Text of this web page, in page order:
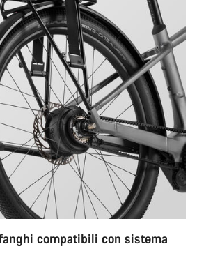
compatibili con sistema